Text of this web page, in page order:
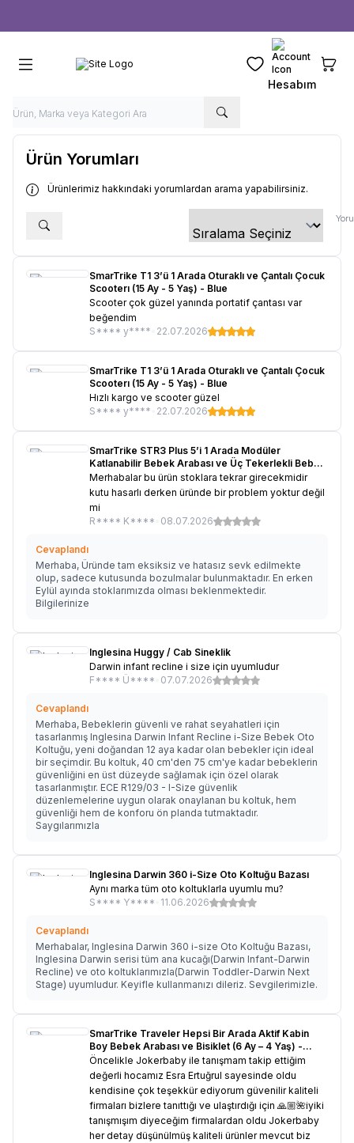
Favorilerim
Hesabım
Ürün Yorumları
Ürünlerimiz hakkındaki yorumlardan arama yapabilirsiniz.
SmarTrike T1 3’ü 1 Arada Oturaklı ve Çantalı Çocuk
Scooterı (15 Ay - 5 Yaş) - Blue
Scooter çok güzel yanında portatif çantası var
beğendim
S**** y**** 22.07.2026
SmarTrike T1 3’ü 1 Arada Oturaklı ve Çantalı Çocuk
Scooterı (15 Ay - 5 Yaş) - Blue
Hızlı kargo ve scooter güzel
S**** y**** 22.07.2026
SmarTrike STR3 Plus 5’i 1 Arada Modüler
Katlanabilir Bebek Arabası ve Üç Tekerlekli Bebek
Bisikleti - Pink KOLİSİ HASARLI
Merhabalar bu ürün stoklara tekrar girecekmidir
kutu hasarlı derken üründe bir problem yoktur değil
mi
R**** K**** 08.07.2026
Cevaplandı
Merhaba, Üründe tam eksiksiz ve hatasız sevk edilmekte
olup, sadece kutusunda bozulmalar bulunmaktadır. En erken
Eylül ayında stoklarımızda olması beklenmektedir.
Bilgilerinize
Inglesina Huggy / Cab Sineklik
Darwin infant recline i size için uyumludur
F**** Ü**** 07.07.2026
Cevaplandı
Merhaba, Bebeklerin güvenli ve rahat seyahatleri için
tasarlanmış Inglesina Darwin Infant Recline i-Size Bebek Oto
Koltuğu, yeni doğandan 12 aya kadar olan bebekler için ideal
bir seçimdir. Bu koltuk, 40 cm'den 75 cm'ye kadar bebeklerin
güvenliğini en üst düzeyde sağlamak için özel olarak
tasarlanmıştır. ECE R129/03 - I-Size güvenlik
düzenlemelerine uygun olarak onaylanan bu koltuk, hem
güvenliği hem de konforu ön planda tutmaktadır.
Saygılarımızla
Inglesina Darwin 360 i-Size Oto Koltuğu Bazası
Aynı marka tüm oto koltuklarla uyumlu mu?
S**** Y**** 11.06.2026
Cevaplandı
Merhabalar, Inglesina Darwin 360 i-size Oto Koltuğu Bazası,
Inglesina Darwin serisi tüm ana kucağı(Darwin Infant-Darwin
Recline) ve oto koltuklarımızla(Darwin Toddler-Darwin Next
Stage) uyumludur. Keyifle kullanmanızı dileriz. Sevgilerimizle.
SmarTrike Traveler Hepsi Bir Arada Aktif Kabin
Boy Bebek Arabası ve Bisiklet (6 Ay – 4 Yaş) -
Onyx Black KOLİSİ HASARLI
Öncelikle Jokerbaby ile tanışmam takip ettiğim
değerli hocamız Esra Ertuğrul sayesinde oldu
kendisine çok teşekkür ediyorum güvenilir kaliteli
firmaları bizlere tanıttığı ve ulaştırdığı için 🙏🏼🌺iyiki
tanışmışım diyeceğim firmalardan oldu Jokerbaby
her detay düşünülmüş kaliteli ürünler mevcut biz